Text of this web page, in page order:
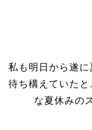
私も明日から遂
待ち構えていた
な夏休みの